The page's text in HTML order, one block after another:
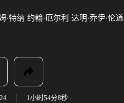
·特纳 约翰·厄尔利 达明·乔伊·伦道
1小时54分8秒